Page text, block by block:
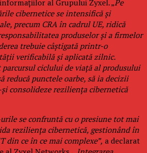
al Grupului Zyxel. „Pe
cibernetice se intensifică și
precum CRA în cadrul UE, ridică
produselor și a firmelor
trebuie câștigată printr-o
verificabilă și aplicată zilnic.
parcursul ciclului de viață al produsului
reducă punctele oarbe, să ia decizii
consolideze reziliența cibernetică
se confruntă cu o presiune tot mai
reziliența cibernetică, gestionând în
din ce în ce mai complexe”, a declarat